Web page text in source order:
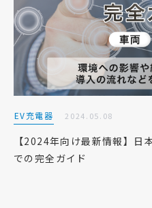
EV充電器 2024.05.08
【2024年向け最新情報】日
での完全ガイド